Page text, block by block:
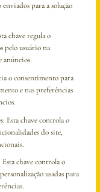
para a solução
chave regula o
pelo usuário na
anúncios.
o consentimento para
e nas preferências
: Esta chave controla o
do site,
Esta chave controla o
usadas para